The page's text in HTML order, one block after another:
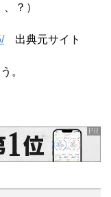
？）
出典元サイト
。